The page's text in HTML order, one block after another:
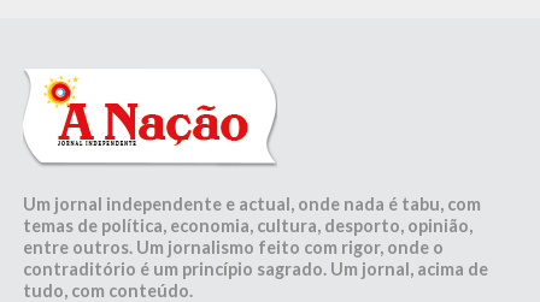
Um jornal independente e actual, onde nada é tabu, com
temas de política, economia, cultura, desporto, opinião,
entre outros. Um jornalismo feito com rigor, onde o
contraditório é um princípio sagrado. Um jornal, acima de
tudo, com conteúdo.